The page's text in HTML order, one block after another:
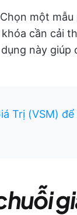
một
cần cải
này giúp
Trị (VSM)